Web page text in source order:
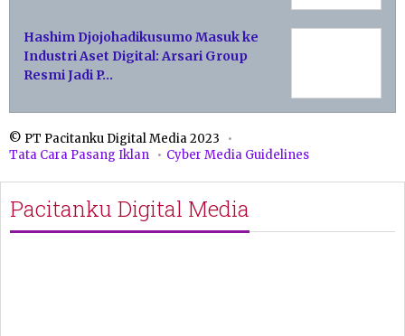
Hashim Djojohadikusumo Masuk ke
Industri Aset Digital: Arsari Group
Resmi Jadi P…
© PT Pacitanku Digital Media 2023
Tata Cara Pasang Iklan
Cyber Media Guidelines
Pacitanku Digital Media